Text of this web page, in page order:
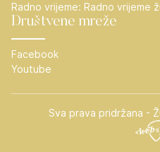
Radno vrijeme: Radno vrijeme
Društvene mreže
Facebook
Youtube
Sva prava pridržana -